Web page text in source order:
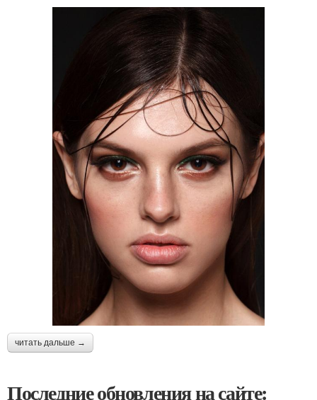
читать дальше →
Последние обновления на сайте: